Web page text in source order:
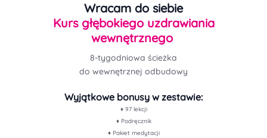
Wracam do siebie
Kurs głębokiego uzdrawiania
wewnętrznego
8-tygodniowa ścieżka
do wewnętrznej odbudowy
Wyjątkowe bonusy w zestawie:
♦ 97 lekcji
♦ Podręcznik
♦ Pakiet medytacji